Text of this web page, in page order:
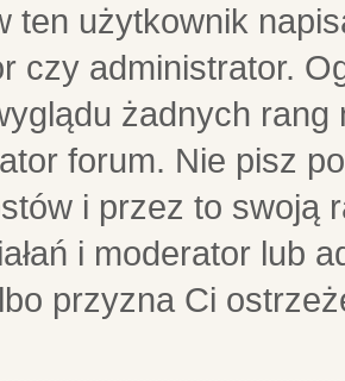
ten użytkownik
czy administrator.
żadnych
forum. Nie pisz
i przez to swoją
i moderator lub
przyzna Ci